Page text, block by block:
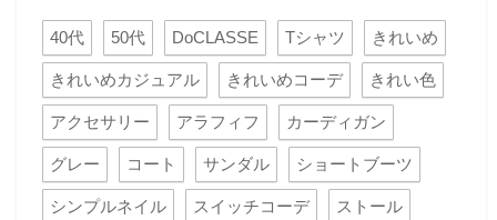
40代 50代 DoCLASSE Tシャツ きれいめ
きれいめカジュアル きれいめコーデ きれい色
アクセサリー アラフィフ カーディガン
グレー コート サンダル ショートブーツ
シンプルネイル スイッチコーデ ストール